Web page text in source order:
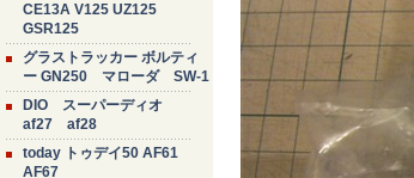
CE13A V125 UZ125
GSR125
グラストラッカー ボルティ
ー GN250 マローダ SW-1
DIO スーパーディオ
af27 af28
today トゥデイ50 AF61
AF67